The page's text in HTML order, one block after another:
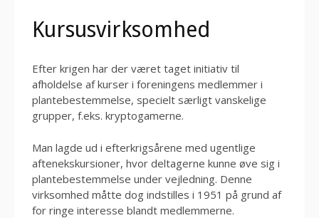
Kursusvirksomhed
Efter krigen har der været taget initiativ til
afholdelse af kurser i foreningens medlemmer i
plantebestemmelse, specielt særligt vanskelige
grupper, f.eks. kryptogamerne.
Man lagde ud i efterkrigsårene med ugentlige
aftenekskursioner, hvor deltagerne kunne øve sig i
plantebestemmelse under vejledning. Denne
virksomhed måtte dog indstilles i 1951 på grund af
for ringe interesse blandt medlemmerne.